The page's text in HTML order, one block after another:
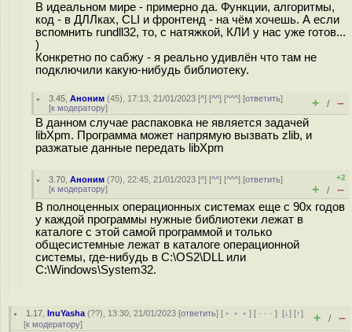
В идеальном мире - примерно да. Функции, алгоритмы,
код - в ДЛЛках, CLI и фронтенд - на чём хочешь. А если
вспомнить rundll32, то, с натяжкой, КЛИ у нас уже готов...
)
Конкретно по сабжу - я реально удивлён что там не
подключили какую-нибудь библиотеку.
3.45 ,Аноним (45), 17:13, 21/01/2023 [^] [^^] [^^^] [ответить]
[к модератору] + / –
В данном случае распаковка не является задачей
libXpm. Программа может напрямую вызвать zlib, и
разжатые данные передать libXpm
3.70 ,Аноним (70), 22:45, 21/01/2023 [^] [^^] [^^^] [ответить]
[к модератору]
+2
+ / –
В полноценных операционных системах еще с 90х годов
у каждой программы нужные библиотеки лежат в
каталоге с этой самой программой и только
общесистемные лежат в каталоге операционной
системы, где-нибудь в C:\OS2\DLL или
C:\Windows\System32.
1.17 ,InuYasha (??), 13:30, 21/01/2023 [ответить] [ ﹢﹢﹢] [ · · ·][↓] [↑]
[к модератору] + / –